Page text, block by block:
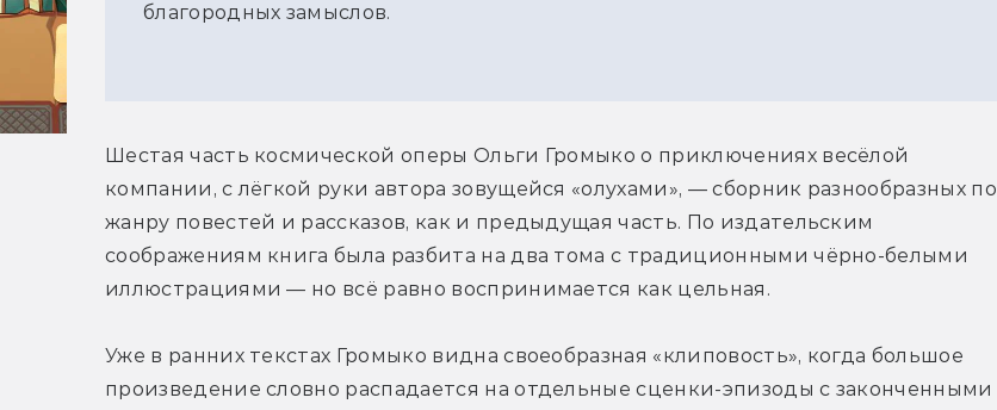
благородных замыслов.
Шестая часть космической оперы Ольги Громыко о приключениях весёлой
компании, с лёгкой руки автора зовущейся «олухами», — сборник разнообразных по
жанру повестей и рассказов, как и предыдущая часть. По издательским
соображениям книга была разбита на два тома с традиционными чёрно-белыми
иллюстрациями — но всё равно воспринимается как цельная.
Уже в ранних текстах Громыко видна своеобразная «клиповость», когда большое
произведение словно распадается на отдельные сценки-эпизоды с законченными